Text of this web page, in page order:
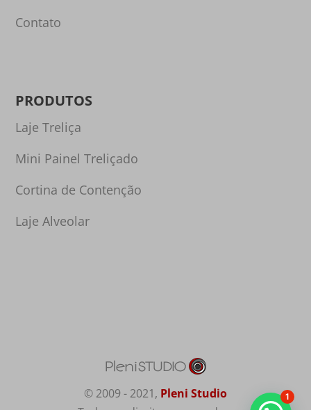
Contato
PRODUTOS
Laje Treliça
Mini Painel Treliçado
Cortina de Contenção
Laje Alveolar
© 2009 - 2021, Pleni Studio
1